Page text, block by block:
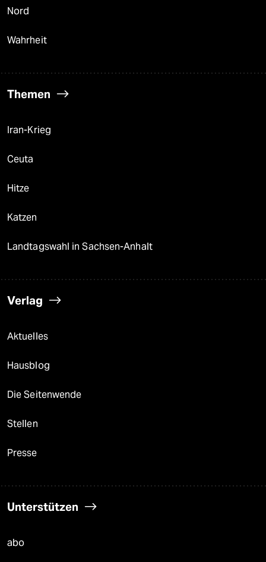
Nord
Wahrheit
Themen
Iran-Krieg
Ceuta
Hitze
Katzen
Landtagswahl in Sachsen-Anhalt
Verlag
Aktuelles
Hausblog
Die Seitenwende
Stellen
Presse
Unterstützen
abo